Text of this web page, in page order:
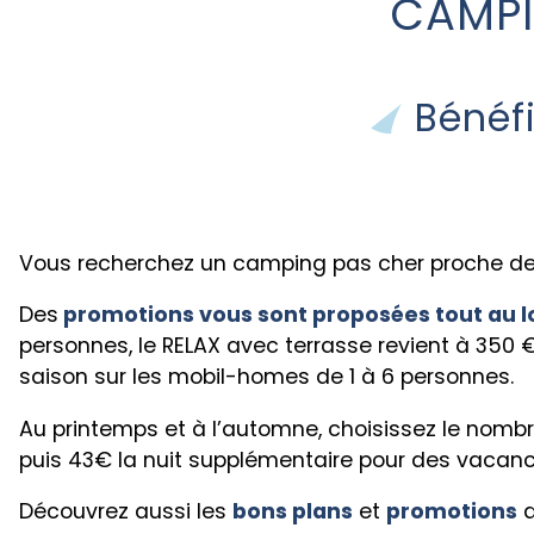
Vous recherchez un camping pas cher proche
Des promotions vous sont proposées tout au
personnes, le RELAX avec terrasse revient à
saison sur les mobil-homes de 1 à 6 personnes.
Au printemps et à l’automne, choisissez le
puis 43€ la nuit supplémentaire pour des
Découvrez aussi les bons plans et promotions